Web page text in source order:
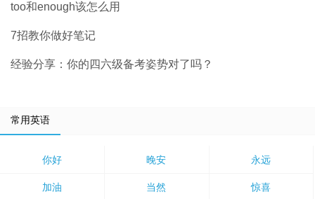
too和enough该怎么用
7招教你做好笔记
经验分享：你的四六级备考姿势对了吗？
常用英语
你好 晚安 永远
加油 当然 惊喜